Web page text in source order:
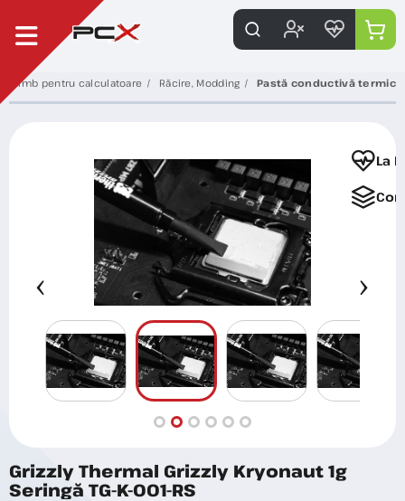
pentru calculatoare Răcire, Modding Pastă conductivă termic
La
Grizzly Thermal Grizzly Kryonaut 1g
Seringă TG-K-001-RS